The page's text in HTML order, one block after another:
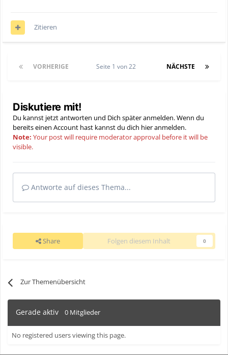
Zitieren
VORHERIGE NÄCHSTE
Seite 1 von 22
Diskutiere mit!
Du kannst jetzt antworten und Dich später anmelden. Wenn du
bereits einen Account hast kannst du dich hieranmelden.
Note: Your post will require moderator approval before it will be
visible.
Antworte auf dieses Thema...
Share Folgen diesem Inhalt 0
Zur Themenübersicht
Gerade aktiv 0 Mitglieder
No registered users viewing this page.